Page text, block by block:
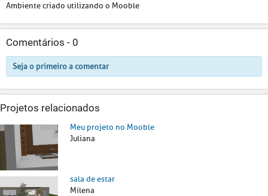
Ambiente criado utilizando o Mooble
Comentários - 0
Seja o primeiro a comentar
Projetos relacionados
Meu projeto no Mooble
Juliana
sala de estar
Milena